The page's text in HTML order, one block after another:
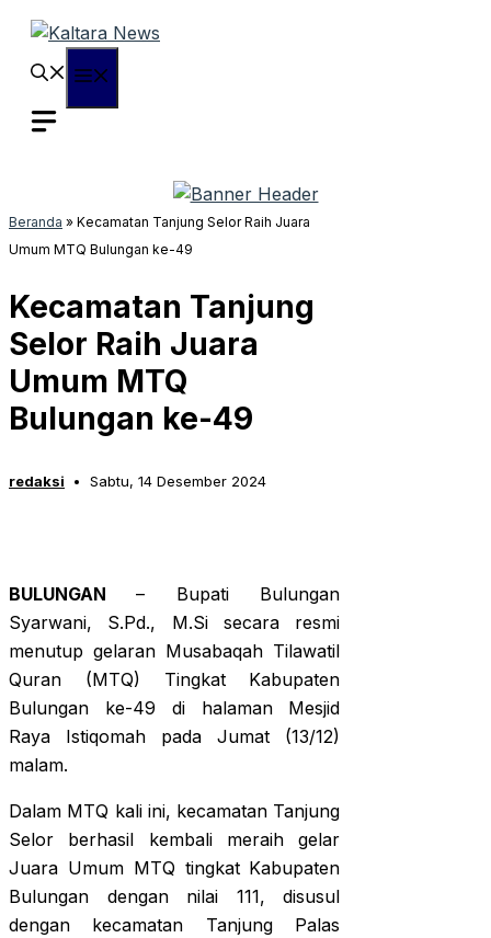
Langsung
Beranda » Kecamatan Tanjung Selor Raih Juara
Umum MTQ Bulungan ke-49
Kecamatan Tanjung
Selor Raih Juara
Umum MTQ
Bulungan ke-49
redaksi Sabtu, 14 Desember 2024
BULUNGAN– Bupati Bulungan
Syarwani, S.Pd., M.Si secara resmi
menutup gelaran Musabaqah Tilawatil
Quran (MTQ) Tingkat Kabupaten
Bulungan ke-49 di halaman Mesjid
Raya Istiqomah pada Jumat (13/12)
malam.
Dalam MTQ kali ini, kecamatan Tanjung
Selor berhasil kembali meraih gelar
Juara Umum MTQ tingkat Kabupaten
Bulungan dengan nilai 111, disusul
dengan kecamatan Tanjung Palas